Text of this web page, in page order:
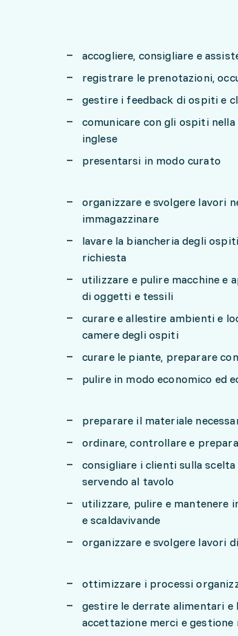
accogliere, consigliare e
registrare le prenotazioni,
gestire i feedback di ospiti e
comunicare con gli ospiti
inglese
presentarsi in modo curato
organizzare e svolgere lavori
immagazzinare
lavare la biancheria degli
richiesta
utilizzare e pulire macchine e
di oggetti e tessili
curare e allestire ambienti e
camere degli ospiti
curare le piante, preparare
pulire in modo economico ed
preparare il materiale
ordinare, controllare e
consigliare i clienti sulla scelta
servendo al tavolo
utilizzare, pulire e mantenere
e scaldavivande
organizzare e svolgere lavori
ottimizzare i processi
gestire le derrate alimentari e
accettazione merci e gestione